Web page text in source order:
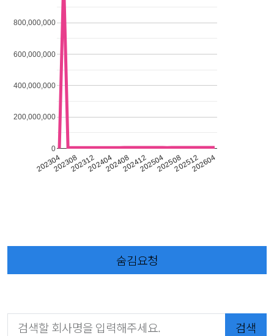
202304202308202312202404202408202412202504202508202512202604
0
200,000,000
400,000,000
600,000,000
800,000,000
숨김요청
검색